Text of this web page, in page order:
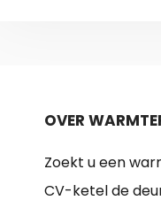
OVER
Zoekt u een
CV-ketel de